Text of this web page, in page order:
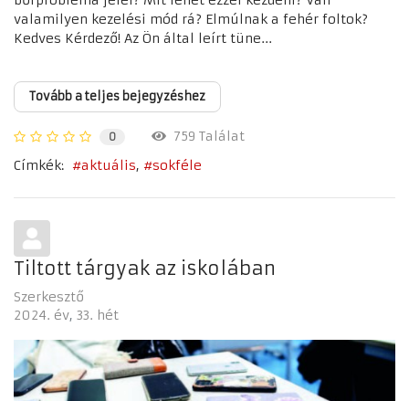
valamilyen kezelési mód rá? Elmúlnak a fehér foltok?
Kedves Kérdező! Az Ön által leírt tüne...
Tovább a teljes bejegyzéshez
0
759 Találat
Címkék:
aktuális sokféle
Tiltott tárgyak az iskolában
Szerkesztő
2024. év 33. hét